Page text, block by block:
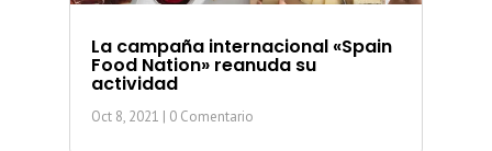
La campaña internacional «Spain
Food Nation» reanuda su
actividad
Oct 8, 2021 | 0 Comentario